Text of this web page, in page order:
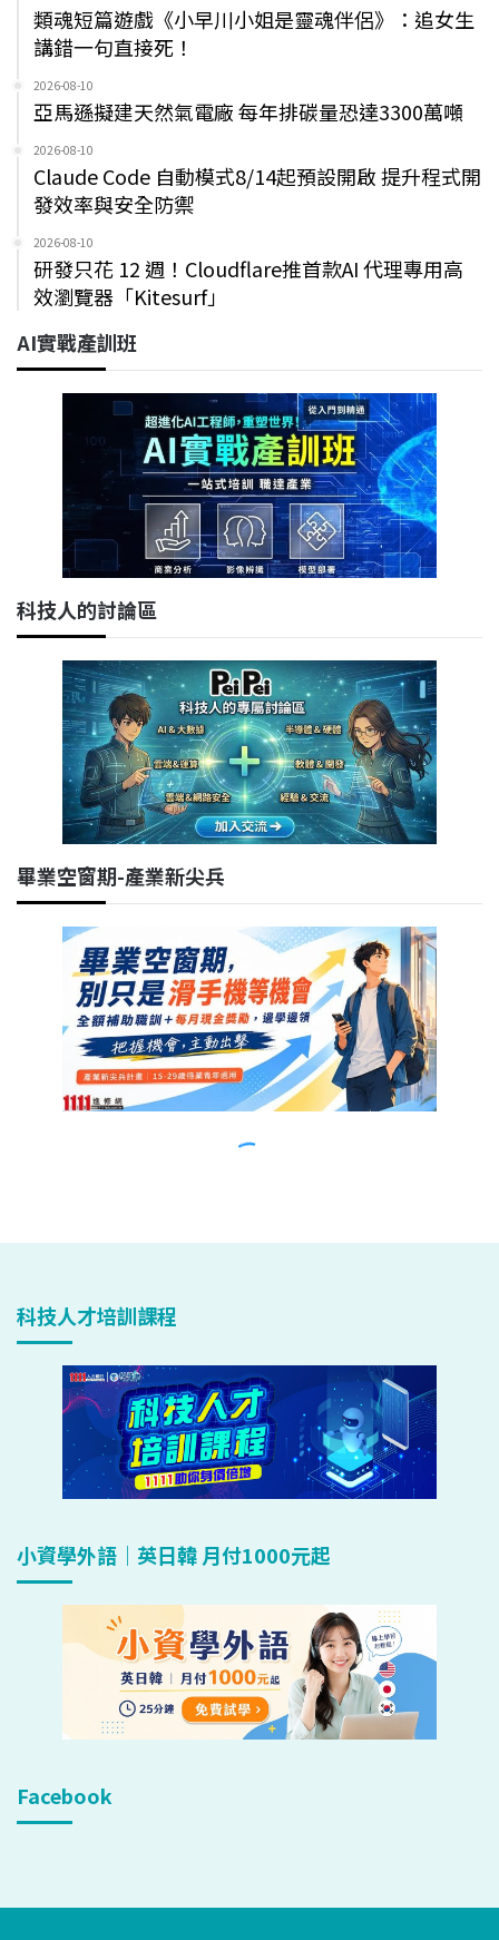
科技人才培訓課程
小資學外語｜英日韓 月付1000元起
Facebook